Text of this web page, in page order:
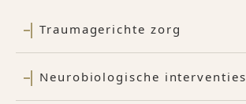
Traumagerichte zorg
Neurobiologische interventies